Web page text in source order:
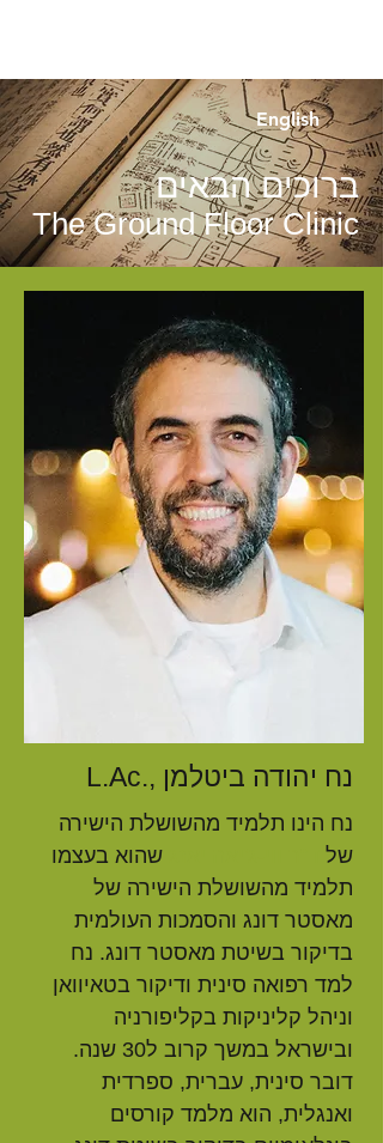
English
ברוכים הבאים
The Ground Floor Clinic
L.Ac., נח יהודה ביטלמן
של
שהוא בעצמו
תלמיד מהשושלת הישירה של
מאסטר דונג והסמכות העולמית
בדיקור בשיטת מאסטר דונג. נח
למד רפואה סינית ודיקור בטאיוואן
וניהל קליניקות בקליפורניה
ובישראל במשך קרוב ל30 שנה.
דובר סינית, עברית, ספרדית
ואנגלית, הוא מלמד קורסים